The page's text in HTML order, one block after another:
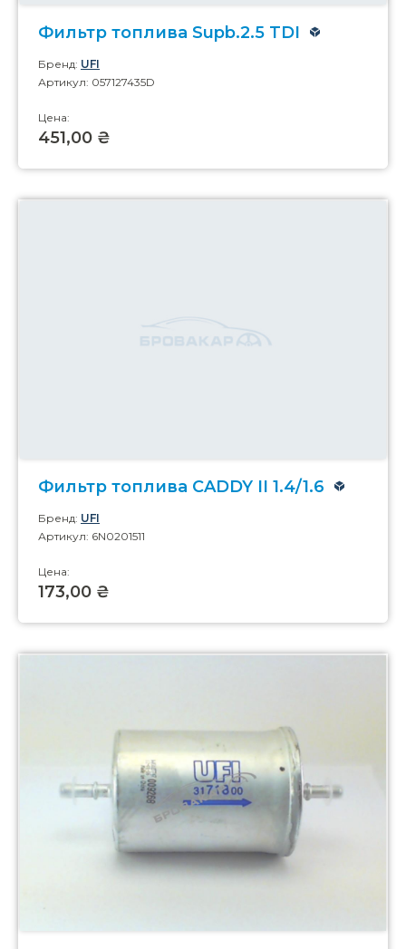
Фильтр топлива Supb.2.5 TDI
Бренд: UFI
Артикул: 057127435D
Цена:
451,00 ₴
Фильтр топлива CADDY II 1.4/1.6
Бренд: UFI
Артикул: 6N0201511
Цена:
173,00 ₴